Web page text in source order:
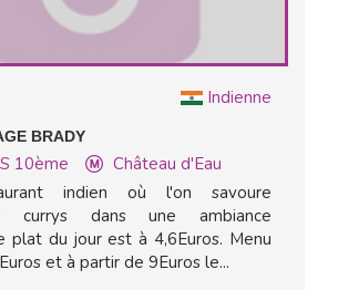
Indienne
BRADY
10ème
Château d'Eau
indien où l'on savoure
currys dans une ambiance
plat du jour est à 4,6Euros. Menu
et à partir de 9Euros le...